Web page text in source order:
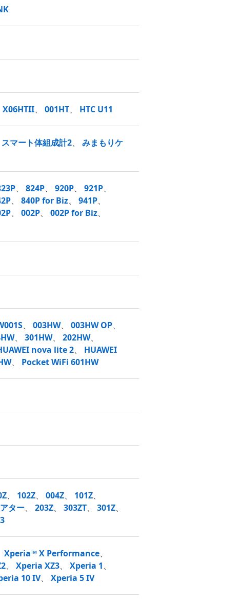
X06HTII、 001HT、 HTC U11
スマート体組成計2、 みまもりケ
、 824P、 920P、 921P、
、 840P for Biz、 941P、
、 002P、 002P for Biz、
、 003HW、 003HW OP、
、 301HW、 202HW、
nova lite 2、 HUAWEI
、 Pocket WiFi 601HW
、 102Z、 004Z、 101Z、
ター、 203Z、 303ZT、 301Z、
Xperia™ X Performance、
、 Xperia XZ3、 Xperia 1、
10 IV、 Xperia 5 IV